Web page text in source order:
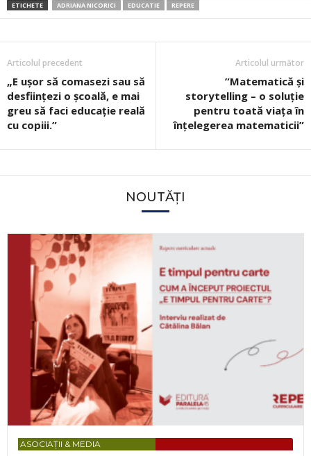
ETICHETE ADRIANA NICORICI EDUCATIE REPERE
Articolul precedent
„E ușor să comasezi sau să
desființezi o școală, e mai
greu să faci educație reală
cu copiii.”
Articolul următor
”Matematică și
storytelling – o soluție
pentru toată viața în
înțelegerea matematicii”
NOUTĂȚI
ASOCIAȚII & MEDIA